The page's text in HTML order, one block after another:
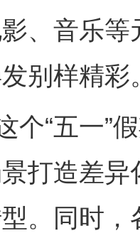
、音乐
别样精彩
“五一”
打造差
。同时